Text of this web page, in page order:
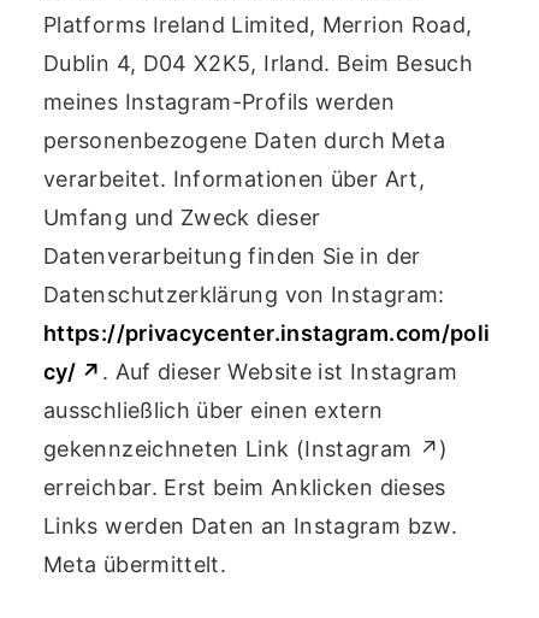
Platforms Ireland Limited, Merrion Road,
Dublin 4, D04 X2K5, Irland. Beim Besuch
meines Instagram-Profils werden
personenbezogene Daten durch Meta
verarbeitet. Informationen über Art,
Umfang und Zweck dieser
Datenverarbeitung finden Sie in der
Datenschutzerklärung von Instagram:
https://privacycenter.instagram.com/poli
cy/ ↗ . Auf dieser Website ist Instagram
ausschließlich über einen extern
gekennzeichneten Link (Instagram ↗)
erreichbar. Erst beim Anklicken dieses
Links werden Daten an Instagram bzw.
Meta übermittelt.